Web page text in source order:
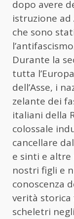
dopo avere
istruzione ad
che sono
Durante la
tutta
dell’Asse, i
zelante dei
italiani della
colossale
cancellare
e sinti e altre
nostri figli e
conoscenza
verità storica
scheletri